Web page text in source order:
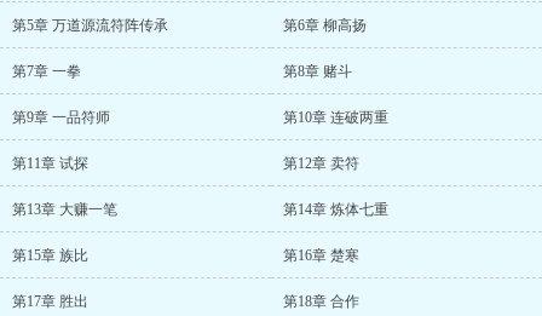
第5章 万道源流符阵传承 第6章 柳高扬
第7章 一拳 第8章 赌斗
第9章 一品符师 第10章 连破两重
第11章 试探 第12章 卖符
第13章 大赚一笔 第14章 炼体七重
第15章 族比 第16章 楚寒
第17章 胜出 第18章 合作